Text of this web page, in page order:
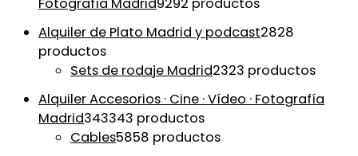
Alquiler de Plato Madrid y podcast2828
productos
Sets de rodaje Madrid2323 productos
Alquiler Accesorios · Cine · Vídeo · Fotografía
Madrid343343 productos
Cables5858 productos